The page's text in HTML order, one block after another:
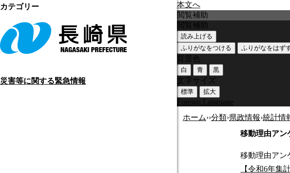
本文へ
災害等に関する緊急情報
閲覧補助
閲覧補助
読み上げる
ふりがなをつける
ふりがなをはず
背景色
白 青 黒
文字サイズ
標準 拡大
Foreign Language
ホーム››分類›県政情報›統計情
移動理由アン
移動理由アン
【令和6年集
カテゴリー